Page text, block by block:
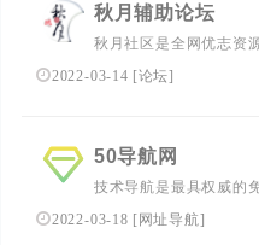
秋月辅助论坛
秋月社区是全网优志资
辅助,技术活动,精品软
2022-03-14 [论坛]
50导航网
技术导航是最具权威的
术导航网,上网导航,汇
视,音乐,小说,论坛,游
2022-03-18 [网址导航]